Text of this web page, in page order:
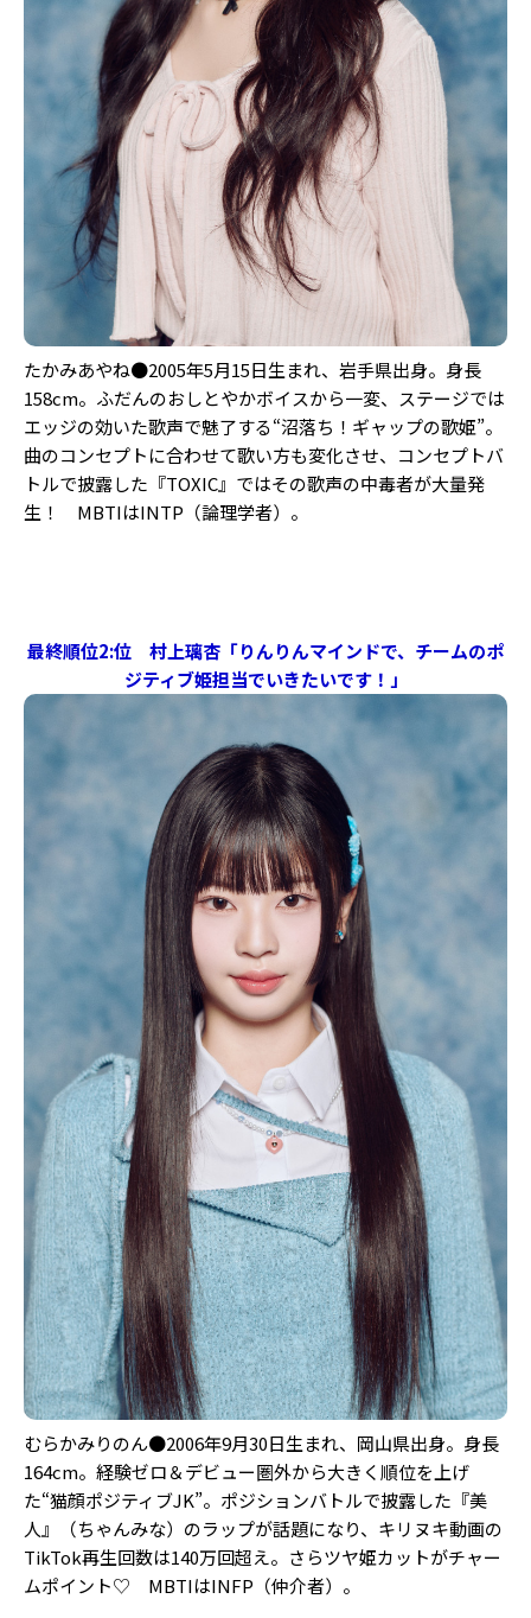
たかみあやね●2005年5月15日生まれ、岩手県出身。身長
158cm。ふだんのおしとやかボイスから一変、ステージでは
エッジの効いた歌声で魅了する“沼落ち！ギャップの歌姫”。
曲のコンセプトに合わせて歌い方も変化させ、コンセプトバ
トルで披露した『TOXIC』ではその歌声の中毒者が大量発
生！ MBTIはINTP（論理学者）。
最終順位2:位 村上璃杏「りんりんマインドで、チームのポ
ジティブ姫担当でいきたいです！」
むらかみりのん●2006年9月30日生まれ、岡山県出身。身長
164cm。経験ゼロ＆デビュー圏外から大きく順位を上げ
た“猫顔ポジティブJK”。ポジションバトルで披露した『美
人』（ちゃんみな）のラップが話題になり、キリヌキ動画の
TikTok再生回数は140万回超え。さらツヤ姫カットがチャー
ムポイント♡ MBTIはINFP（仲介者）。